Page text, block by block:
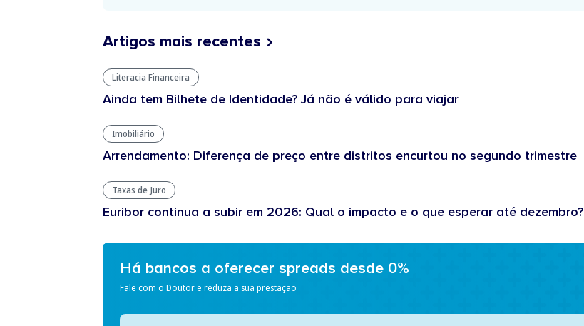
Artigos mais recentes
Literacia Financeira
Ainda tem Bilhete de Identidade? Já não é válido para viajar
Imobiliário
Arrendamento: Diferença de preço entre distritos encurtou no segundo trimestre
Taxas de Juro
Euribor continua a subir em 2026: Qual o impacto e o que esperar até dezembro?
Há bancos a oferecer spreads desde 0%
Fale com o Doutor e reduza a sua prestação